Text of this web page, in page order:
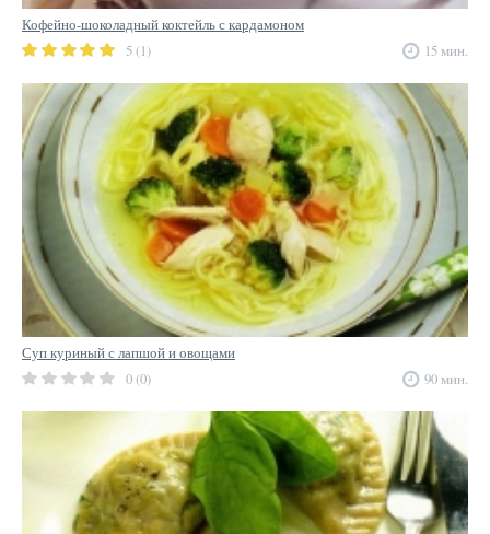
Кофейно-шоколадный коктейль с кардамоном
5 (1)
15 мин.
Суп куриный с лапшой и овощами
0 (0)
90 мин.